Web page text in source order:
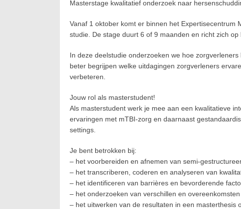
Masterstage kwalitatief onderzoek naar
Vanaf 1 oktober komt er binnen het Expertisecentrum
studie. De stage duurt 6 of 9 maanden en richt zich
In deze deelstudie onderzoeken we hoe
beter begrijpen welke uitdagingen zorgverleners
verbeteren.
Jouw rol als masterstudent!
Als masterstudent werk je mee aan een kwalitatieve
ervaringen met mTBI-zorg en daarnaast
settings.
Je bent betrokken bij:
– het voorbereiden en afnemen van semi-
– het transcriberen, coderen en analyseren van
– het identificeren van barrières en bevorderende
– het onderzoeken van verschillen en
– het uitwerken van de resultaten in een masterthesis